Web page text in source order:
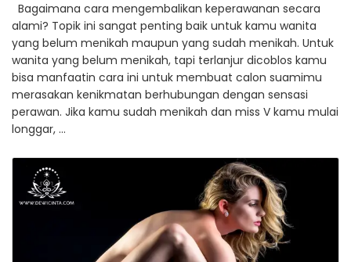
Bagaimana cara mengembalikan keperawanan secara
alami? Topik ini sangat penting baik untuk kamu wanita
yang belum menikah maupun yang sudah menikah. Untuk
wanita yang belum menikah, tapi terlanjur dicoblos kamu
bisa manfaatin cara ini untuk membuat calon suamimu
merasakan kenikmatan berhubungan dengan sensasi
perawan. Jika kamu sudah menikah dan miss V kamu mulai
longgar, …